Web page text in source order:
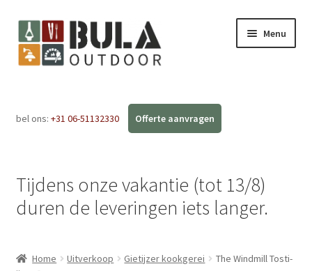
Menu
Webshop
FAQ
bel ons: +31 06-51132330
Tijdens onze vakantie (tot 13/8)
duren de leveringen iets langer.
Home Uitverkoop Gietijzer kookgerei
The Windmill Tosti-